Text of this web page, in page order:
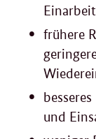
frühere
und